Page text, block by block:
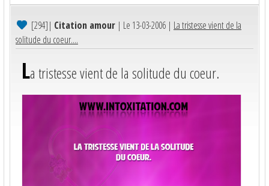
[294]| Citation amour | Le 13-03-2006 | La tristesse vient de la
solitude du coeur....
La tristesse vient de la solitude du coeur.